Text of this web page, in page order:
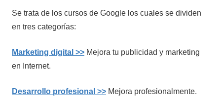
Se trata de los cursos de Google los cuales se dividen
en tres categorías:
Marketing digital >> Mejora tu publicidad y marketing
en Internet.
Desarrollo profesional >> Mejora profesionalmente.